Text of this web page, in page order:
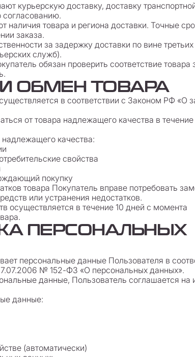
курьерскую доставку, доставку
наличия товара и региона доставки. Точные
заказа.
за задержку доставки по вине
служб).
обязан проверить соответствие товара
ОБМЕН ТОВАРА
в соответствии с Законом РФ «О
от товара надлежащего качества в
надлежащего качества:
свойства
покупку
товара Покупатель вправе потребовать
или устранения недостатков.
осуществляется в течение 10 дней с момента
ПЕРСОНАЛЬНЫХ
персональные данные Пользователя в
№ 152-ФЗ «О персональных данных».
данные, Пользователь соглашается на
данные:
(автоматически)